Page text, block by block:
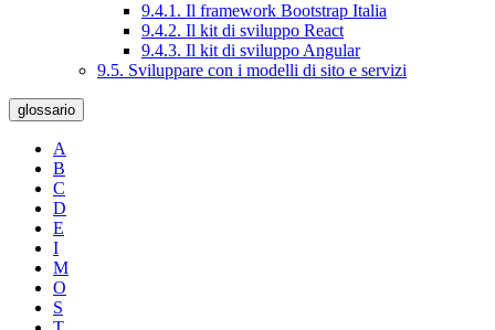
9.4.1. Il framework Bootstrap Italia
9.4.2. Il kit di sviluppo React
9.4.3. Il kit di sviluppo Angular
9.5. Sviluppare con i modelli di sito e servizi
glossario
A
B
C
D
E
I
M
O
S